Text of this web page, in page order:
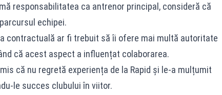
responsabilitatea ca antrenor principal, consideră că
echipei.
contractuală ar fi trebuit să îi ofere mai multă autoritate
că acest aspect a influențat colaborarea.
că nu regretă experiența de la Rapid și le-a mulțumit
le succes clubului în viitor.